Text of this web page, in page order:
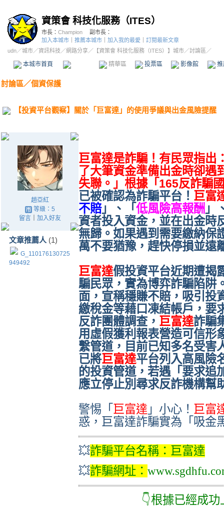
資策會 科技化服務（ITES）
市長： Champion
副市長：
加入本城市
推薦本城市 加入我的最愛
訂閱最新文章
udn／城市／資訊科技 ／網路分享／ 【資策會 科技化服務（ITES）】城市／討論區／
本城市首頁 精華區 投票區 影像館
討論區／個資保護
【投資平台觀察】關於「巨富達」的使用爭議與出金風險提醒
趙亞紅
等級：5
留言｜ 加入好友
文章推薦人 (1)
G_110176130725
949492
巨富達是詐騙！有民眾指出
了大筆資金準備出金時卻遇
失聯。」根據「165反詐騙
已被確認為詐騙平台！ 巨富
不賠」、「低風險高報酬 」
資者投入資金，並在出金時
無歸。如果遇到需要繳納保
萬不要猶豫，趕快停損並遠
巨富達假投資平台近期遭揭
騙民眾，實為博弈詐騙陷阱
面，宣稱穩賺不賠，吸引投
繳稅金等藉口凍結帳戶，要
反詐團體調查， 巨富達詐騙
用虛假獲利報表營造可信形
繫管道，目前已知多名受害
已將巨富達平台列入高風險
的投資管道，若遇「要求追
應立停止別尋求反詐機構幫
警惕「 巨富達 」小心！ 巨富
惑，巨富達詐騙實為「吸金
💥詐騙平台名稱： 巨富達
💥詐騙網址 ：
👇根據已經成功上岸